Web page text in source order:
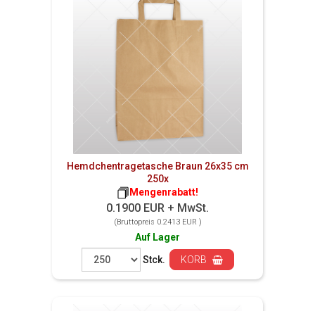
Hemdchentragetasche Braun 26x35 cm
250x
Mengenrabatt!
0.1900 EUR + MwSt.
(Bruttopreis 0.2413 EUR )
Auf Lager
Stck.
KORB